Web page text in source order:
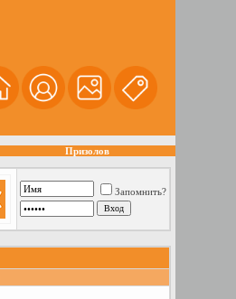
Призолов
Запомнить?